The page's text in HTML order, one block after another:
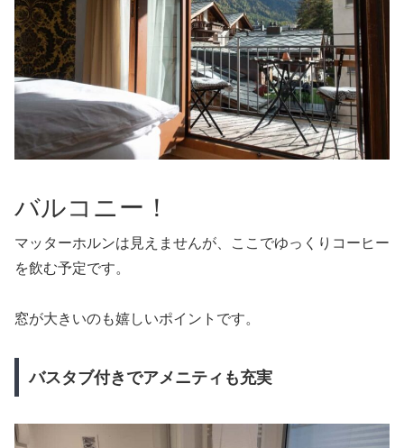
バルコニー！
マッターホルンは見えませんが、ここでゆっくりコーヒー
を飲む予定です。
窓が大きいのも嬉しいポイントです。
バスタブ付きでアメニティも充実